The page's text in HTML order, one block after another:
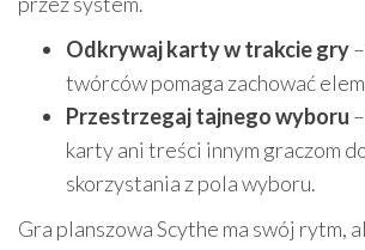
Odkrywaj karty w trakcie gry
twórców pomaga zachować
Przestrzegaj tajnego wyboru
karty ani treści innym graczom
skorzystania z pola wyboru.
Gra planszowa Scythe ma swój rytm,